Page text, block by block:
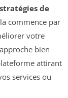
stratégies de
commence par
votre
bien
attirant
services ou